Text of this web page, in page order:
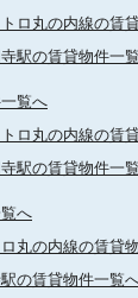
ロ丸の内線の賃
駅の賃貸物件一
覧へ
ロ丸の内線の賃
駅の賃貸物件一
へ
丸の内線の賃貸
の賃貸物件一覧